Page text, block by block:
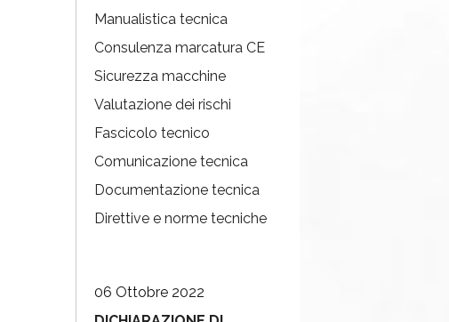
Manualistica tecnica
Consulenza marcatura CE
Sicurezza macchine
Valutazione dei rischi
Fascicolo tecnico
Comunicazione tecnica
Documentazione tecnica
Direttive e norme tecniche
06 Ottobre 2022